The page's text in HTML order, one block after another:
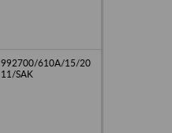
992700/610A/15/20
11/SAK